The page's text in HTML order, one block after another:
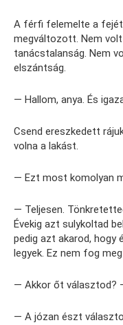
A férfi felemelte a
megváltozott. Nem
tanácstalanság. Nem
elszántság.
— Hallom, anya. És
Csend ereszkedett
volna a lakást.
— Ezt most komolyan
— Teljesen.
Évekig azt sulykoltad
pedig azt akarod, hogy
legyek. Ez nem fog
— Akkor őt választod?
— A józan észt